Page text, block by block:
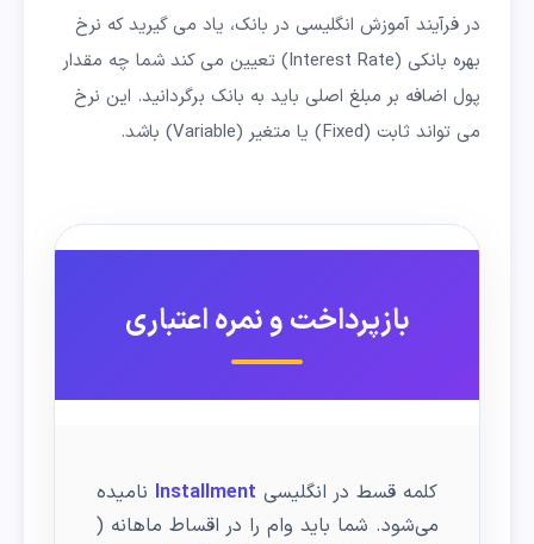
در فرآیند آموزش انگلیسی در بانک، یاد می گیرید که نرخ
بهره بانکی (Interest Rate) تعیین می کند شما چه مقدار
پول اضافه بر مبلغ اصلی باید به بانک برگردانید. این نرخ
می تواند ثابت (Fixed) یا متغیر (Variable) باشد.
بازپرداخت و نمره اعتباری
کلمه قسط در انگلیسی Installment نامیده
می‌شود. شما باید وام را در اقساط ماهانه (